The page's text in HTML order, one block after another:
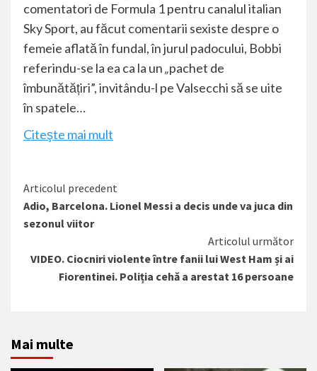
comentatori de Formula 1 pentru canalul italian
Sky Sport, au făcut comentarii sexiste despre o
femeie aflată în fundal, în jurul padocului, Bobbi
referindu-se la ea ca la un„pachet de
îmbunătățiri”, invitându-l pe Valsecchi să se uite
în spatele…
Citeşte mai mult
Citește
mai
mult
Articolul precedent
Adio, Barcelona. Lionel Messi a decis unde va juca din
sezonul viitor
Articolul următor
VIDEO. Ciocniri violente între fanii lui West Ham și ai
Fiorentinei. Poliția cehă a arestat 16 persoane
Mai multe